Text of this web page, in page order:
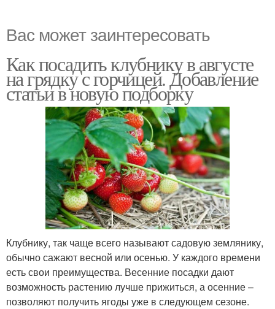
Вас может заинтересовать
Как посадить клубнику в августе
на грядку с горчицей. Добавление
статьи в новую подборку
Клубнику, так чаще всего называют садовую землянику,
обычно сажают весной или осенью. У каждого времени
есть свои преимущества. Весенние посадки дают
возможность растению лучше прижиться, а осенние –
позволяют получить ягоды уже в следующем сезоне.